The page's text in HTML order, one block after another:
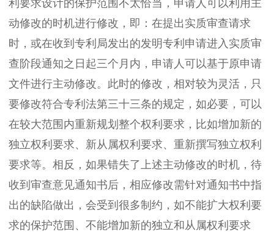
利要求设计的保护范围不太恰当，申请人可以利用主
动修改的时机进行修改，即：在提出实质审查请求
时，或在收到专利局发出的发明专利申请进入实质审
查阶段通知之日起三个月内，申请人可以基于原申请
文件进行主动修改。此时的修改，相对较为灵活，只
要修改符合专利法第三十三条的规定，如必要，可以
在较大范围内重新规划整个权利要求，比如增加新的
独立权利要求、新从属权利要求、重新撰写独立权利
要求等。相反，如果错失了上述主动修改的时机，待
收到审查意见通知书后，相应修改需针对通知书中指
出的缺陷做出，会受到很多制约，如不能扩大权利要
求的保护范围、不能增加新的独立和从属权利要求